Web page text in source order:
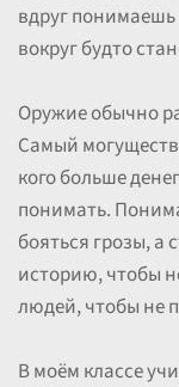
вдруг
вокруг будто
Оружие обычно
Самый
кого больше
понимать.
бояться грозы, а
историю, чтобы
людей, чтобы не
В моём классе